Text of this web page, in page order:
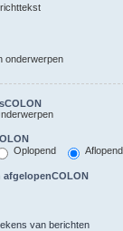
onderwerpen
Oplopend
Aflopend
afgelopenCOLON
van berichten